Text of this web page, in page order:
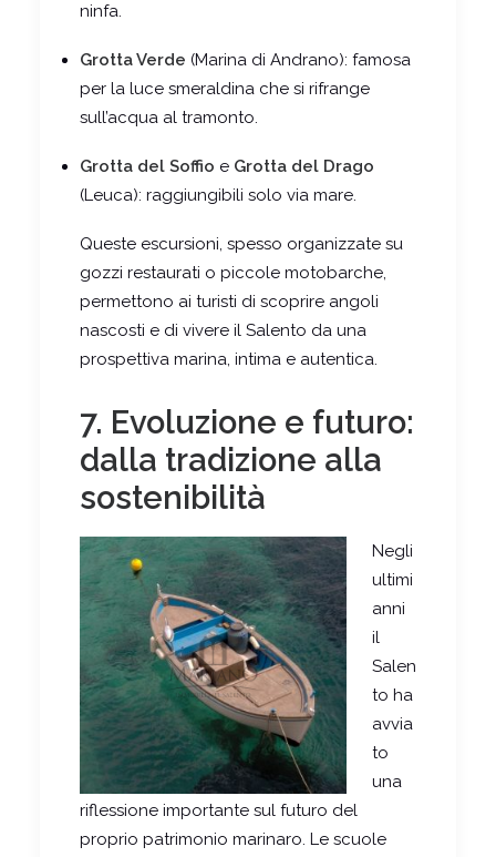
ninfa.
Grotta Verde (Marina di Andrano): famosa
per la luce smeraldina che si rifrange
sull’acqua al tramonto.
Grotta del Soffio e Grotta del Drago
(Leuca): raggiungibili solo via mare.
Queste escursioni, spesso organizzate su
gozzi restaurati o piccole motobarche,
permettono ai turisti di scoprire angoli
nascosti e di vivere il Salento da una
prospettiva marina, intima e autentica.
7. Evoluzione e futuro:
dalla tradizione alla
sostenibilità
Negli
ultimi
anni
il
Salen
to ha
avvia
to
una
riflessione importante sul futuro del
proprio patrimonio marinaro. Le scuole